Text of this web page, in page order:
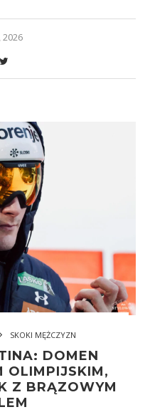
2026
SKOKI MĘŻCZYZN
DOMEN
OLIMPIJSKIM,
Z BRĄZOWYM